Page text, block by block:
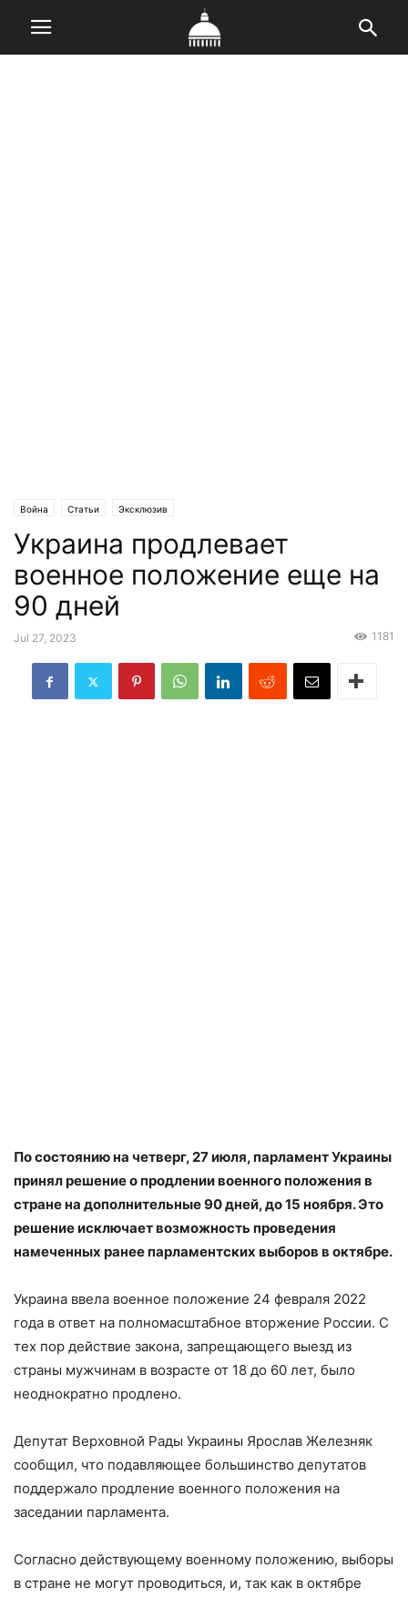
Война Статьи Эксклюзив
Украина продлевает
военное положение еще на
90 дней
Jul 27, 2023 1181
По состоянию на четверг, 27 июля, парламент Украины
принял решение о продлении военного положения в
стране на дополнительные 90 дней, до 15 ноября. Это
решение исключает возможность проведения
намеченных ранее парламентских выборов в октябре.
Украина ввела военное положение 24 февраля 2022
года в ответ на полномасштабное вторжение России. С
тех пор действие закона, запрещающего выезд из
страны мужчинам в возрасте от 18 до 60 лет, было
неоднократно продлено.
Депутат Верховной Рады Украины Ярослав Железняк
сообщил, что подавляющее большинство депутатов
поддержало продление военного положения на
заседании парламента.
Согласно действующему военному положению, выборы
в стране не могут проводиться, и, так как в октябре